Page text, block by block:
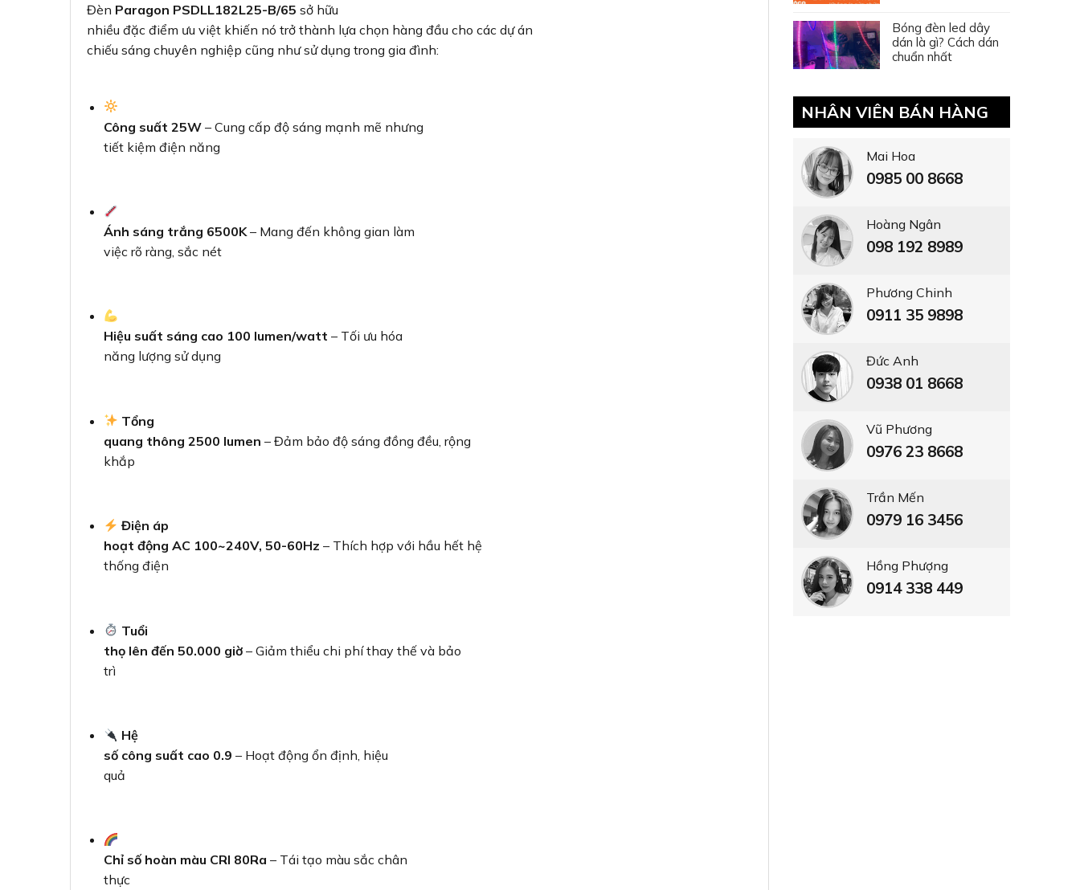
Đèn Paragon PSDLL182L25-B/65 sở hữu
nhiều đặc điểm ưu việt khiến nó trở thành lựa chọn hàng đầu cho các dự án
chiếu sáng chuyên nghiệp cũng như sử dụng trong gia đình:
Công suất 25W– Cung cấp độ sáng mạnh mẽ nhưng
tiết kiệm điện năng
Ánh sáng trắng 6500K– Mang đến không gian làm
việc rõ ràng, sắc nét
Hiệu suất sáng cao 100 lumen/watt – Tối ưu hóa
năng lượng sử dụng
Tổng
quang thông 2500 lumen – Đảm bảo độ sáng đồng đều, rộng
khắp
Điện áp
hoạt động AC 100~240V, 50-60Hz – Thích hợp với hầu hết hệ
thống điện
Tuổi
thọ lên đến 50.000 giờ– Giảm thiểu chi phí thay thế và bảo
trì
Hệ
số công suất cao 0.9 – Hoạt động ổn định, hiệu
quả
Chỉ số hoàn màu CRI 80Ra – Tái tạo màu sắc chân
thực
Bóng đèn led dây
dán là gì? Cách dán
chuẩn nhất
NHÂN VIÊN BÁN HÀNG
Mai Hoa
0985 00 8668
Hoàng Ngân
098 192 8989
Phương Chinh
0911 35 9898
Đức Anh
0938 01 8668
Vũ Phương
0976 23 8668
Trần Mến
0979 16 3456
Hồng Phượng
0914 338 449